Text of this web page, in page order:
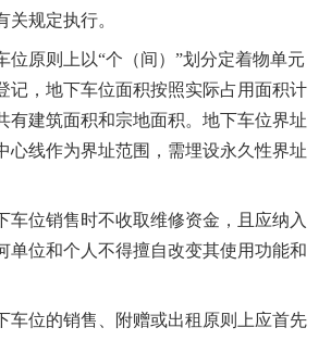
关规定执行。
原则上以“个（间）”划分定着物单元
记，地下车位面积按照实际占用面积计
有建筑面积和宗地面积。地下车位界址
心线作为界址范围，需埋设永久性界址
位销售时不收取维修资金，且应纳入
单位和个人不得擅自改变其使用功能和
位的销售、附赠或出租原则上应首先